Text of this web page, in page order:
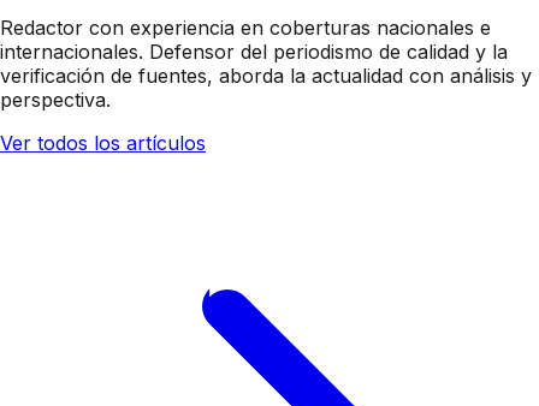
Redactor con experiencia en coberturas nacionales e
internacionales. Defensor del periodismo de calidad y la
verificación de fuentes, aborda la actualidad con análisis y
perspectiva.
Ver todos los artículos